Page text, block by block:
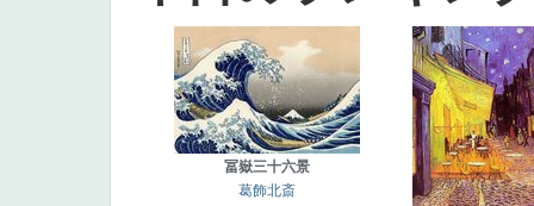
冨嶽三十六景
葛飾北斎